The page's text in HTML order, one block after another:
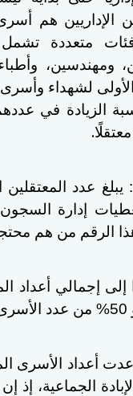
الإداريين هم
متعددة
ومهندسين،
الأولى لشهداء
الزيادة في
.
عدد المعتقلين
الرقم من هم
إلى إجمالي أعداد
أعداد
الجماعية، إذ